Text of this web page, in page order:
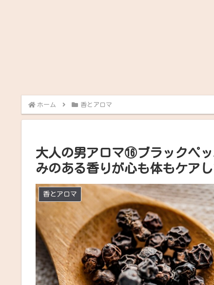
ホーム 香とアロマ
大人の男アロマ⑯ブラックペ
みのある香りが心も体もケアし
香とアロマ